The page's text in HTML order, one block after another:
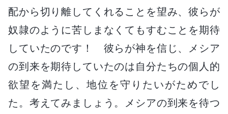
配から切り離してくれることを望み、彼らが
奴隷のように苦しまなくてもすむことを期待
していたのです！ 彼らが神を信じ、メシア
の到来を期待していたのは自分たちの個人的
欲望を満たし、地位を守りたいがためでし
た。考えてみましょう。メシアの到来を待つ